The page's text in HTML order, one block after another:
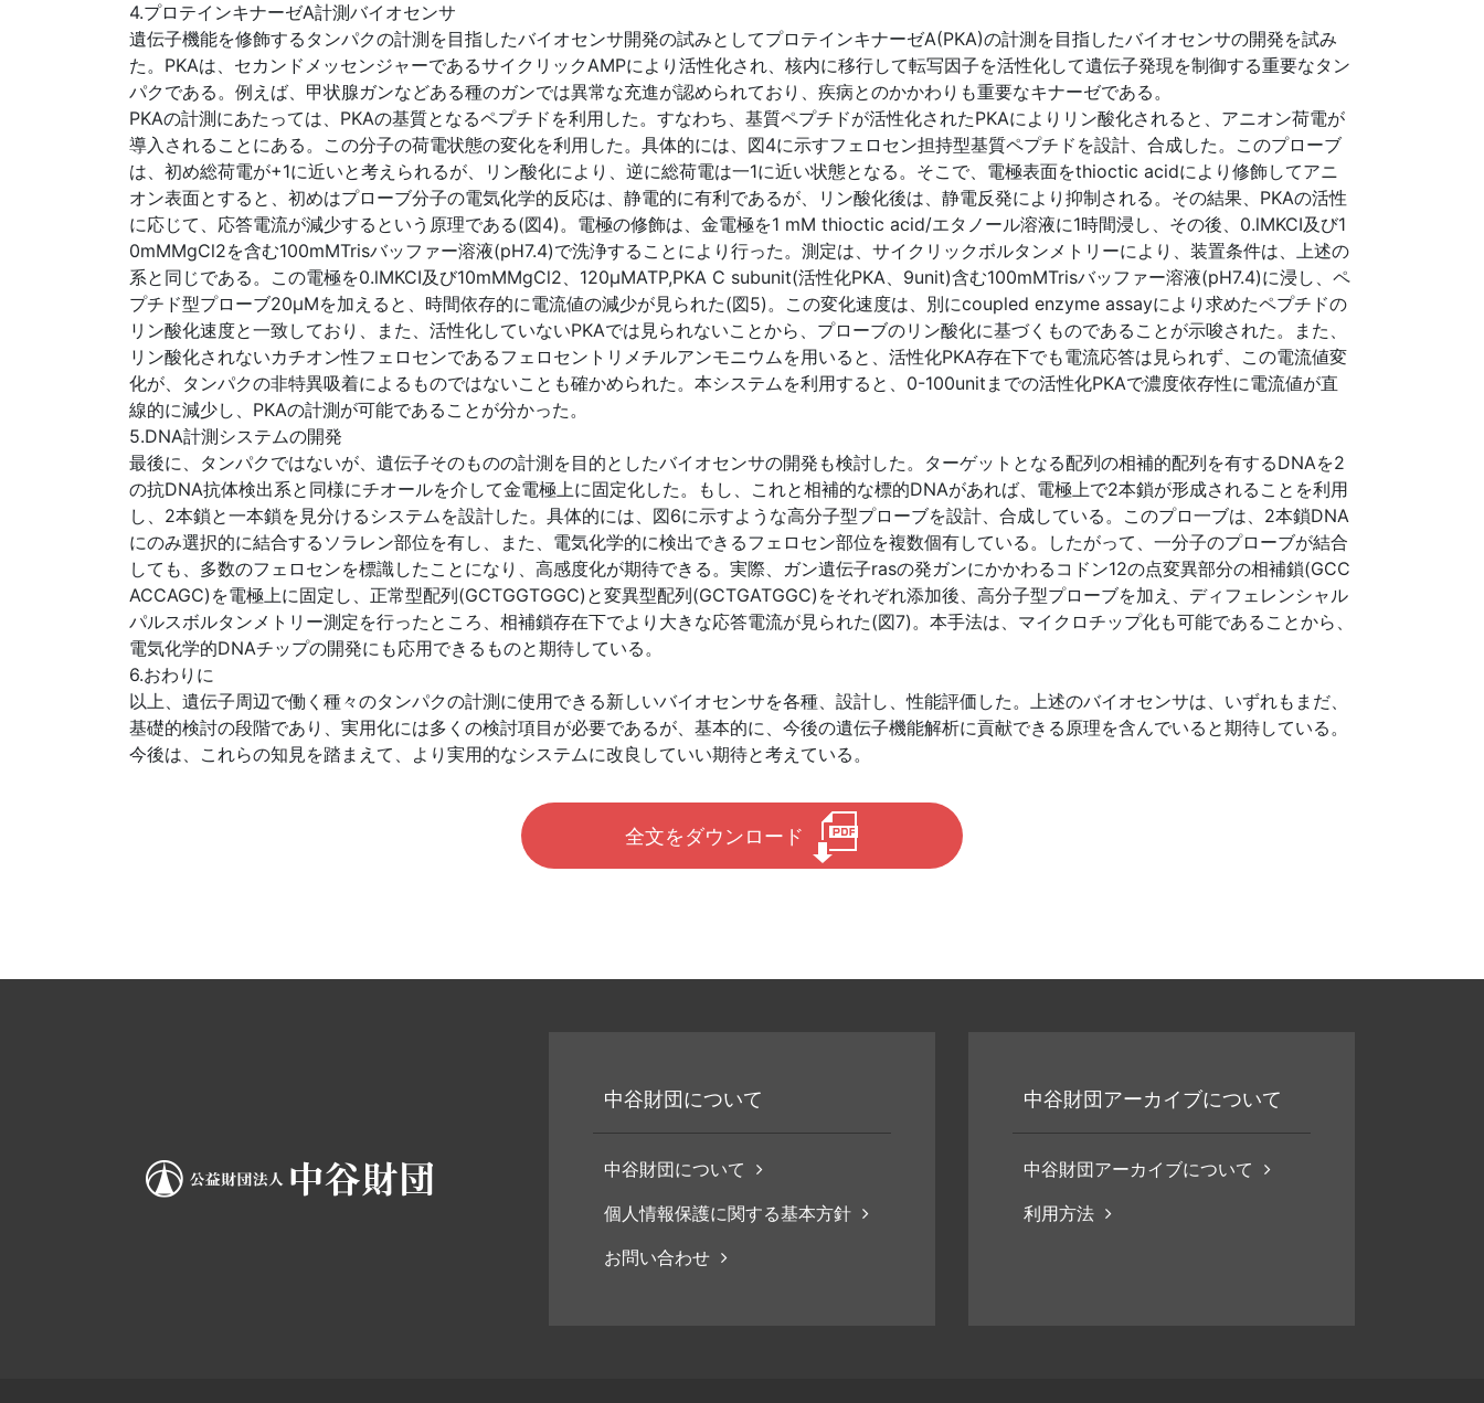
4.プロテインキナーゼA計測バイオセンサ
遺伝子機能を修飾するタンパクの計測を目指したバイオセンサ開発の試みとしてプロテインキナーゼA(PKA)の計測を目指したバイオセンサの開発を試み
た。PKAは、セカンドメッセンジャーであるサイクリックAMPにより活性化され、核内に移行して転写因子を活性化して遺伝子発現を制御する重要なタン
パクである。例えば、甲状腺ガンなどある種のガンでは異常な充進が認められており、疾病とのかかわりも重要なキナーゼである。
PKAの計測にあたっては、PKAの基質となるペプチドを利用した。すなわち、基質ペプチドが活性化されたPKAによりリン酸化されると、アニオン荷電が
導入されることにある。この分子の荷電状態の変化を利用した。具体的には、図4に示すフェロセン担持型基質ペプチドを設計、合成した。このプローブ
は、初め総荷電が+1に近いと考えられるが、リン酸化により、逆に総荷電は一1に近い状態となる。そこで、電極表面をthioctic acidにより修飾してアニ
オン表面とすると、初めはプローブ分子の電気化学的反応は、静電的に有利であるが、リン酸化後は、静電反発により抑制される。その結果、PKAの活性
に応じて、応答電流が減少するという原理である(図4)。電極の修飾は、金電極を1 mM thioctic acid/エタノール溶液に1時間浸し、その後、0.lMKCI及び1
0mMMgCl2を含む100mMTrisバッファー溶液(pH7.4)で洗浄することにより行った。測定は、サイクリックボルタンメトリーにより、装置条件は、上述の
系と同じである。この電極を0.lMKCI及び10mMMgCl2、120μMATP,PKA C subunit(活性化PKA、9unit)含む100mMTrisバッファー溶液(pH7.4)に浸し、ペ
プチド型プローブ20μMを加えると、時間依存的に電流値の減少が見られた(図5)。この変化速度は、別にcoupled enzyme assayにより求めたペプチドの
リン酸化速度と一致しており、また、活性化していないPKAでは見られないことから、プローブのリン酸化に基づくものであることが示唆された。また、
リン酸化されないカチオン性フェロセンであるフェロセントリメチルアンモニウムを用いると、活性化PKA存在下でも電流応答は見られず、この電流値変
化が、タンパクの非特異吸着によるものではないことも確かめられた。本システムを利用すると、0-100unitまでの活性化PKAで濃度依存性に電流値が直
線的に減少し、PKAの計測が可能であることが分かった。
5.DNA計測システムの開発
最後に、タンパクではないが、遺伝子そのものの計測を目的としたバイオセンサの開発も検討した。ターゲットとなる配列の相補的配列を有するDNAを2
の抗DNA抗体検出系と同様にチオールを介して金電極上に固定化した。もし、これと相補的な標的DNAがあれば、電極上で2本鎖が形成されることを利用
し、2本鎖と一本鎖を見分けるシステムを設計した。具体的には、図6に示すような高分子型プローブを設計、合成している。このプロ一ブは、2本鎖DNA
にのみ選択的に結合するソラレン部位を有し、また、電気化学的に検出できるフェロセン部位を複数個有している。したがって、一分子のプローブが結合
しても、多数のフェロセンを標識したことになり、高感度化が期待できる。実際、ガン遺伝子rasの発ガンにかかわるコドン12の点変異部分の相補鎖(GCC
ACCAGC)を電極上に固定し、正常型配列(GCTGGTGGC)と変異型配列(GCTGATGGC)をそれぞれ添加後、高分子型プローブを加え、ディフェレンシャル
パルスボルタンメトリー測定を行ったところ、相補鎖存在下でより大きな応答電流が見られた(図7)。本手法は、マイクロチップ化も可能であることから、
電気化学的DNAチップの開発にも応用できるものと期待している。
6.おわりに
以上、遺伝子周辺で働く種々のタンパクの計測に使用できる新しいバイオセンサを各種、設計し、性能評価した。上述のバイオセンサは、いずれもまだ、
基礎的検討の段階であり、実用化には多くの検討項目が必要であるが、基本的に、今後の遺伝子機能解析に貢献できる原理を含んでいると期待している。
今後は、これらの知見を踏まえて、より実用的なシステムに改良していい期待と考えている。
全文をダウンロード
中谷財団について
中谷財団について
個人情報保護に関する基本方針
お問い合わせ
中谷財団アーカイブについて
中谷財団アーカイブについて
利用方法